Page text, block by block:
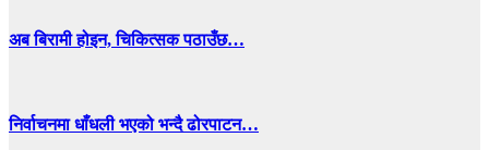
अब बिरामी होइन, चिकित्सक पठाउँछ…
निर्वाचनमा धाँधली भएको भन्दै ढोरपाटन…